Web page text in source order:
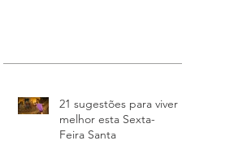
21 sugestões para viver
melhor esta Sexta-
Feira Santa